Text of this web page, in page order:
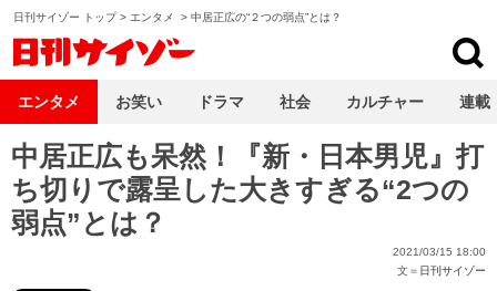
日刊サイゾー トップ> エンタメ > 中居正広の“２つの弱点”とは？
中居正広も呆然！『新・日本男児』打
ち切りで露呈した大きすぎる“2つの
弱点”とは？
2021/03/15 18:00
文＝ 日刊サイゾー
エンタメ お笑い ドラマ 社会 カルチャー 連載